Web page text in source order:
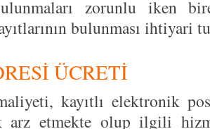
zorunlu iken
bulunması ihtiyari
ÜCRETİ
kayıtlı elektronik
arz etmekte olup ilgili